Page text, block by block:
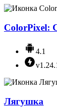
ColorPixel:
4.1
Лягушка